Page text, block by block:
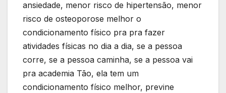
ansiedade, menor risco de hipertensão, menor
risco de osteoporose melhor o
condicionamento físico pra pra fazer
atividades físicas no dia a dia, se a pessoa
corre, se a pessoa caminha, se a pessoa vai
pra academia Tão, ela tem um
condicionamento físico melhor, previne